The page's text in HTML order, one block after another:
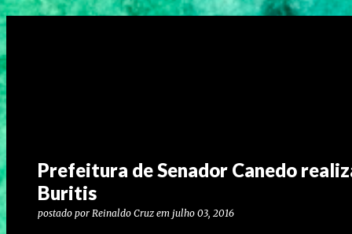
Prefeitura de Senador Canedo
Buritis
postado por Reinaldo Cruz em julho 03, 2016